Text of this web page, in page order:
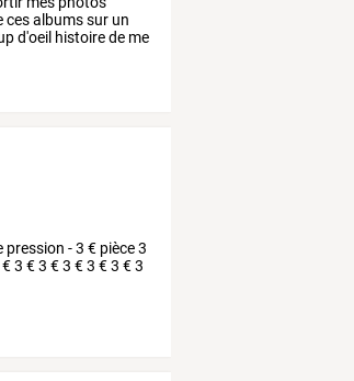
cesalbumssur un
d'oeil histoirede me
- 3 € pièce 3
3 € 3 € 3 € 3 € 3 € 3